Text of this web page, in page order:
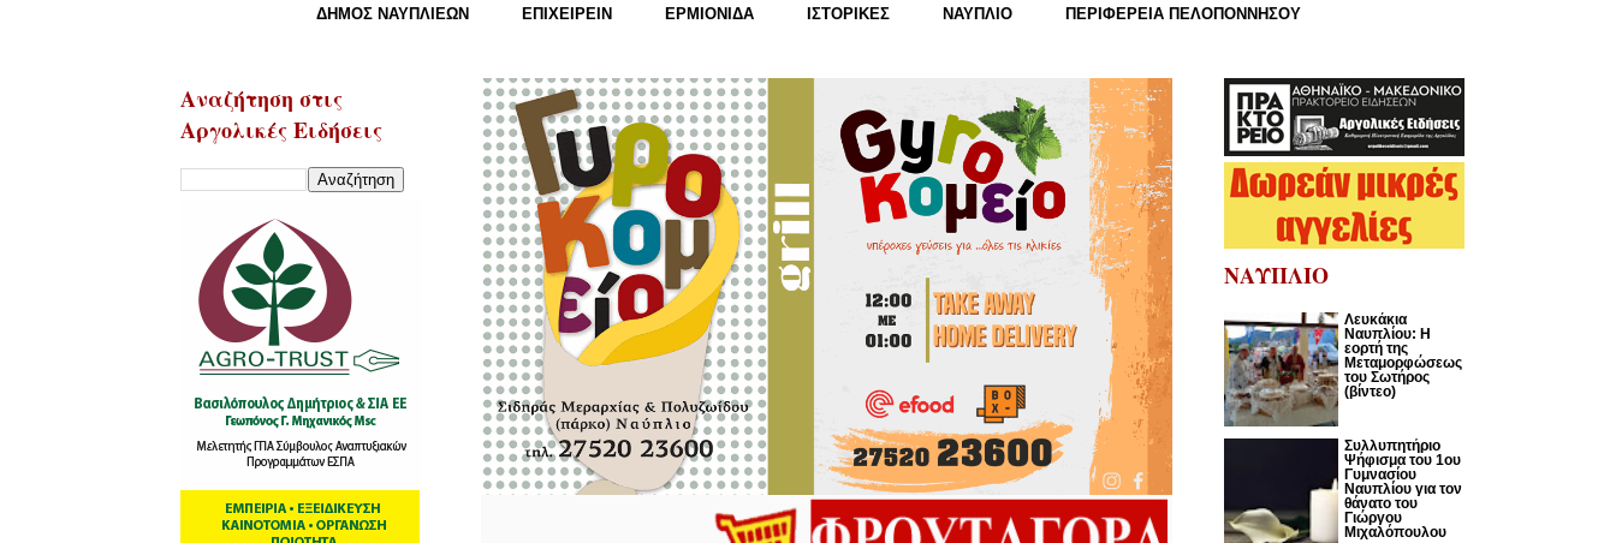
ΔΗΜΟΣ ΝΑΥΠΛΙΕΩΝ ΕΠΙΧΕΙΡΕΙΝ ΕΡΜΙΟΝΙΔΑ ΙΣΤΟΡΙΚΕΣ ΝΑΥΠΛΙΟ ΠΕΡΙΦΕΡΕΙΑ ΠΕΛΟΠΟΝΝΗΣΟΥ
Αναζήτηση στις
Αργολικές Ειδήσεις
ΝΑΥΠΛΙΟ
Λευκάκια
Ναυπλίου: Η
εορτή της
Μεταμορφώσεως
του Σωτήρος
(βίντεο)
Συλλυπητήριο
Ψήφισμα του 1ου
Γυμνασίου
Ναυπλίου για τον
θάνατο του
Γιώργου
Μιχαλόπουλου